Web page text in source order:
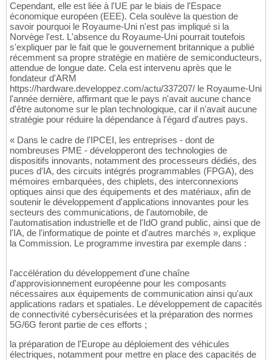
Cependant, elle est liée à l'UE par le biais de l'Espace
économique européen (EEE). Cela soulève la question de
savoir pourquoi le Royaume-Uni n'est pas impliqué si la
Norvège l'est. L'absence du Royaume-Uni pourrait toutefois
s'expliquer par le fait que le gouvernement britannique a publié
récemment sa propre stratégie en matière de semiconducteurs,
attendue de longue date. Cela est intervenu après que le
fondateur d'ARM
https://hardware.developpez.com/actu/337207/ le Royaume-Uni
l'année dernière, affirmant que le pays n'avait aucune chance
d'être autonome sur le plan technologique, car il n'avait aucune
stratégie pour réduire la dépendance à l'égard d'autres pays.
« Dans le cadre de l'IPCEI, les entreprises - dont de
nombreuses PME - développeront des technologies de
dispositifs innovants, notamment des processeurs dédiés, des
puces d'IA, des circuits intégrés programmables (FPGA), des
mémoires embarquées, des chiplets, des interconnexions
optiques ainsi que des équipements et des matériaux, afin de
soutenir le développement d'applications innovantes pour les
secteurs des communications, de l'automobile, de
l'automatisation industrielle et de l'IdO grand public, ainsi que de
l'IA, de l'informatique de pointe et d'autres marchés », explique
la Commission. Le programme investira par exemple dans :
l'accélération du développement d'une chaîne
d'approvisionnement européenne pour les composants
nécessaires aux équipements de communication ainsi qu'aux
applications radars et spatiales. Le développement de capacités
de connectivité cybersécurisées et la préparation des normes
5G/6G feront partie de ces efforts ;
la préparation de l'Europe au déploiement des véhicules
électriques, notamment pour mettre en place des capacités de